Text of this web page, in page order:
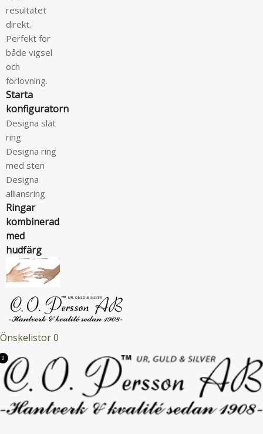
resultatet
direkt.
Perfekt för
både vigsel
och
förlovning.
Starta
konfiguratorn
Designa slät
ring
Designa ring
med sten
Designa
alliansring
Ringar
kombinerad
med
hudfärg
Önskelistor0
0